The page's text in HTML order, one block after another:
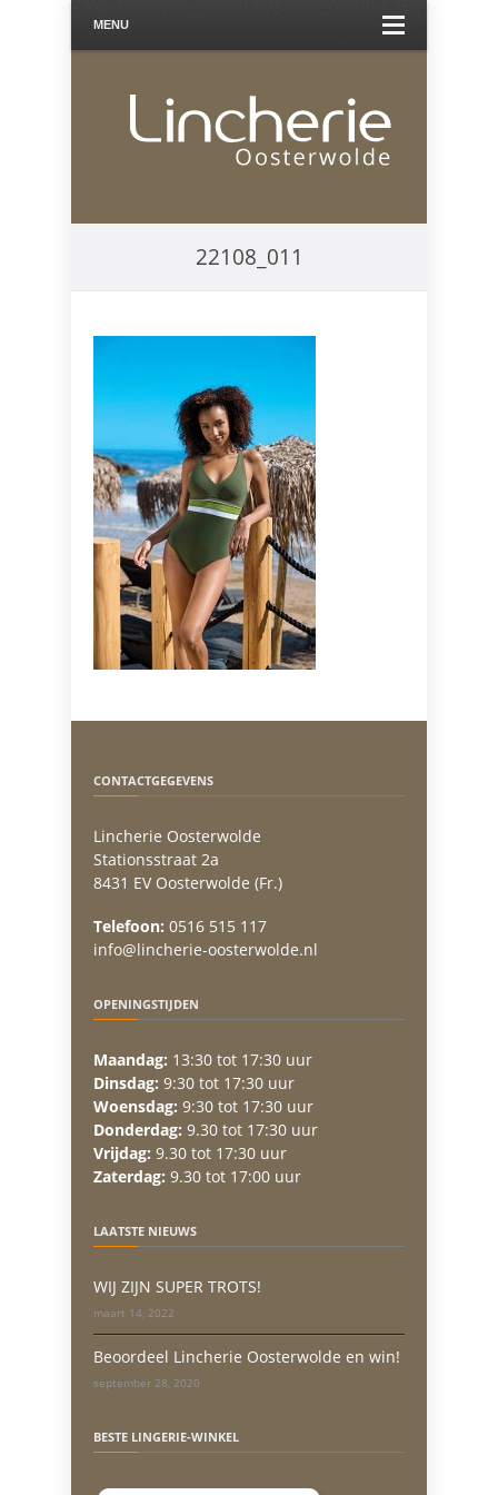
MENU
22108_011
CONTACTGEGEVENS
Lincherie Oosterwolde
Stationsstraat 2a
8431 EV Oosterwolde (Fr.)
Telefoon: 0516 515 117
info@lincherie-oosterwolde.nl
OPENINGSTIJDEN
Maandag: 13:30 tot 17:30 uur
Dinsdag: 9:30 tot 17:30 uur
Woensdag: 9:30 tot 17:30 uur
Donderdag: 9.30 tot 17:30 uur
Vrijdag: 9.30 tot 17:30 uur
Zaterdag: 9.30 tot 17:00 uur
LAATSTE NIEUWS
WIJ ZIJN SUPER TROTS!
maart 14, 2022
Beoordeel Lincherie Oosterwolde en win!
september 28, 2020
BESTE LINGERIE-WINKEL